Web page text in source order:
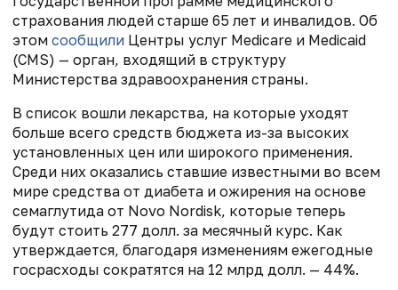
страхования людей старше 65 лет и инвалидов. Об
этом сообщили Центры услуг Medicare и Medicaid
(CMS) — орган, входящий в структуру
Министерства здравоохранения страны.
В список вошли лекарства, на которые уходят
больше всего средств бюджета из-за высоких
установленных цен или широкого применения.
Среди них оказались ставшие известными во всем
мире средства от диабета и ожирения на основе
семаглутида от Novo Nordisk, которые теперь
будут стоить 277 долл. за месячный курс. Как
утверждается, благодаря изменениям ежегодные
госрасходы сократятся на 12 млрд долл. — 44%.